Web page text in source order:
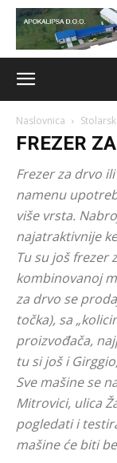
Naslovnica
FREZER
Frezer za drvo
namenu
više vrsta.
najatraktivnije
Tu su još frezer
kombinovanoj
za drvo se
točka), sa
proizvođača,
tu si još i
Sve mašine se
Mitrovici, ulica
pogledati i
mašine će biti